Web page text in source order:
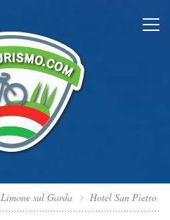
Limone sul Garda Hotel San Pietro